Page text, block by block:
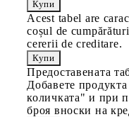
Acest tabel are
coșul de
cererii de creditare.
Предоставената
Добавете
количката" и при
броя вноски на